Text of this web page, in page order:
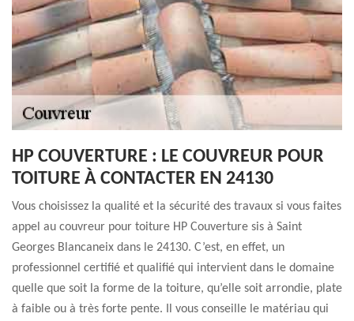
HP COUVERTURE : LE COUVREUR POUR
TOITURE À CONTACTER EN 24130
Vous choisissez la qualité et la sécurité des travaux si vous faites
appel au couvreur pour toiture HP Couverture sis à Saint
Georges Blancaneix dans le 24130. C’est, en effet, un
professionnel certifié et qualifié qui intervient dans le domaine
quelle que soit la forme de la toiture, qu’elle soit arrondie, plate
à faible ou à très forte pente. Il vous conseille le matériau qui